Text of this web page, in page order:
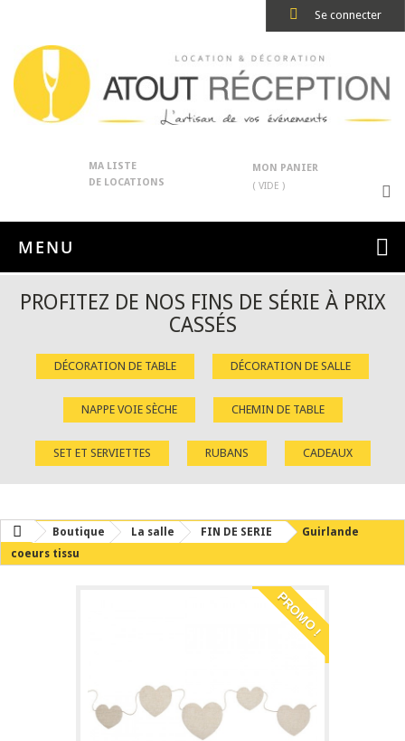
Se connecter
MA LISTE
DE LOCATIONS
MON PANIER
( VIDE )
MENU
PROFITEZ DE NOS FINS DE SÉRIE À PRIX
CASSÉS
DÉCORATION DE TABLE DÉCORATION DE SALLE
NAPPE VOIE SÈCHE CHEMIN DE TABLE
SET ET SERVIETTES RUBANS CADEAUX
Boutique La salle FIN DE SERIE
Guirlande
coeurs tissu
PROMO !